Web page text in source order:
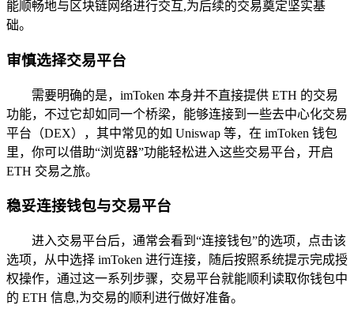
能顺畅地与区块链网络进行交互,为后续的交易奠定坚实基
础。
审慎选择交易平台
需要明确的是，imToken 本身并不直接提供 ETH 的交易
功能，不过它却如同一个桥梁，能够连接到一些去中心化交易
平台（DEX），其中常见的如 Uniswap 等，在 imToken 钱包
里，你可以借助“浏览器”功能轻松进入这些交易平台，开启
ETH 交易之旅。
稳妥连接钱包与交易平台
进入交易平台后，通常会看到“连接钱包”的选项，点击该
选项，从中选择 imToken 进行连接，随后按照系统提示完成授
权操作，通过这一系列步骤，交易平台就能顺利读取你钱包中
的 ETH 信息,为交易的顺利进行做好准备。